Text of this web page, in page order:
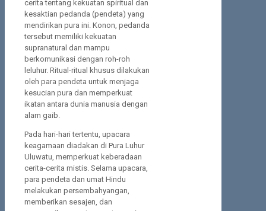
cerita tentang kekuatan spiritual dan
kesaktian pedanda (pendeta) yang
mendirikan pura ini. Konon, pedanda
tersebut memiliki kekuatan
supranatural dan mampu
berkomunikasi dengan roh-roh
leluhur. Ritual-ritual khusus dilakukan
oleh para pendeta untuk menjaga
kesucian pura dan memperkuat
ikatan antara dunia manusia dengan
alam gaib.
Pada hari-hari tertentu, upacara
keagamaan diadakan di Pura Luhur
Uluwatu, memperkuat keberadaan
cerita-cerita mistis. Selama upacara,
para pendeta dan umat Hindu
melakukan persembahyangan,
memberikan sesajen, dan